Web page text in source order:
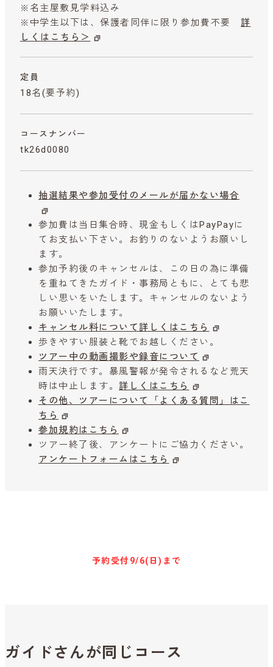
※名主屋敷見学料込み
※中学生以下は、保護者同伴に限り参加費不要 詳
しくはこちら＞
定員
18名(要予約)
コースナンバー
tk26d0080
抽選結果や参加受付のメールが届かない場合
参加費は当日集合時、現金もしくはPayPayに
てお支払い下さい。お釣りのないようお願いし
ます。
参加予約後のキャンセルは、この日の為に準備
を重ねてきたガイド・事務局ともに、とても悲
しい思いをいたします。キャンセルのないよう
お願いいたします。
キャンセル料について詳しくはこちら
歩きやすい服装と靴でお越しください。
ツアー中の動画撮影や録音について
雨天決行です。暴風警報が発令されるなど荒天
時は中止します。 詳しくはこちら
その他、ツアーについて「よくある質問」はこ
ちら
参加規約はこちら
ツアー終了後、アンケートにご協力ください。
アンケートフォームはこちら
予約受付 9/6(日)まで
ガイドさんが同じコース